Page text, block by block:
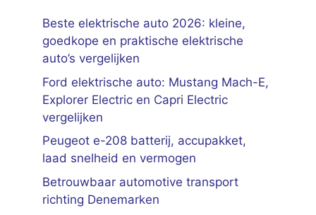
Beste elektrische auto 2026: kleine,
goedkope en praktische elektrische
auto’s vergelijken
Ford elektrische auto: Mustang Mach-E,
Explorer Electric en Capri Electric
vergelijken
Peugeot e-208 batterij, accupakket,
laad snelheid en vermogen
Betrouwbaar automotive transport
richting Denemarken